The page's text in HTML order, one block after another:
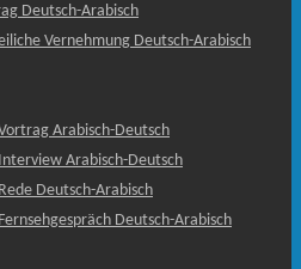
Deutsch-Arabisch
Vernehmung Deutsch-Arabisch
Arabisch-Deutsch
Arabisch-Deutsch
Deutsch-Arabisch
Deutsch-Arabisch